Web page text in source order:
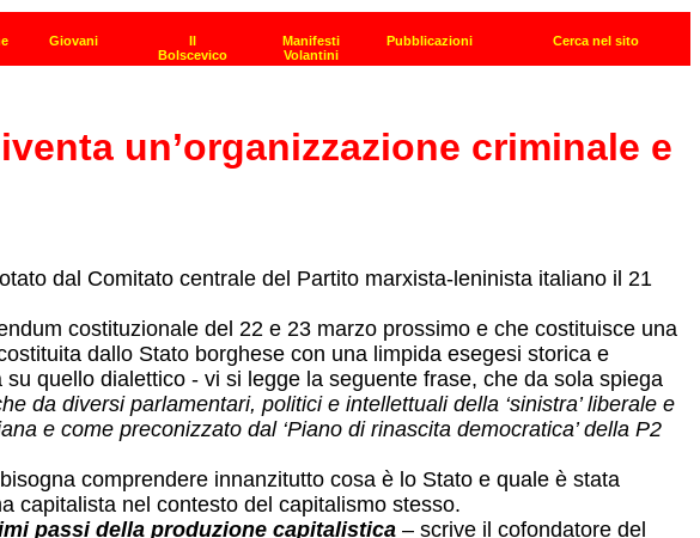
un’organizzazione criminale e
dal Comitato centrale del Partito marxista-leninista italiano il 21
costituzionale del 22 e 23 marzo prossimo e che costituisce una
dallo Stato borghese con una limpida esegesi storica e
quello dialettico - vi si legge la seguente frase, che da sola spiega
da diversi parlamentari, politici e intellettuali della ‘sinistra’ liberale e
e come preconizzato dal ‘Piano di rinascita democratica’ della P2
comprendere innanzitutto cosa è lo Stato e quale è stata
capitalista nel contesto del capitalismo stesso.
passi della produzione capitalistica – scrive il cofondatore del